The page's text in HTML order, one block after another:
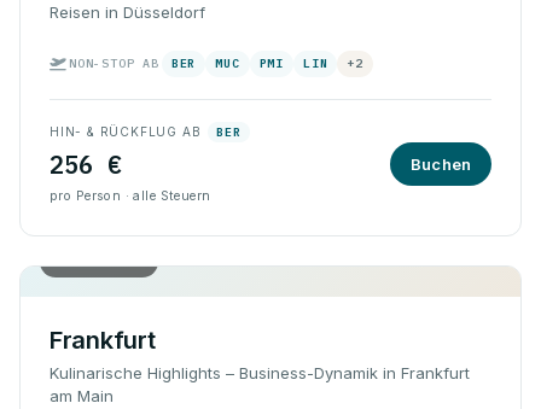
Reisen in Düsseldorf
NON-STOP AB BER MUC PMI LIN +2
HIN- & RÜCKFLUG AB BER
256 €
pro Person · alle Steuern
Buchen
Frankfurt
Kulinarische Highlights – Business-Dynamik in Frankfurt
am Main